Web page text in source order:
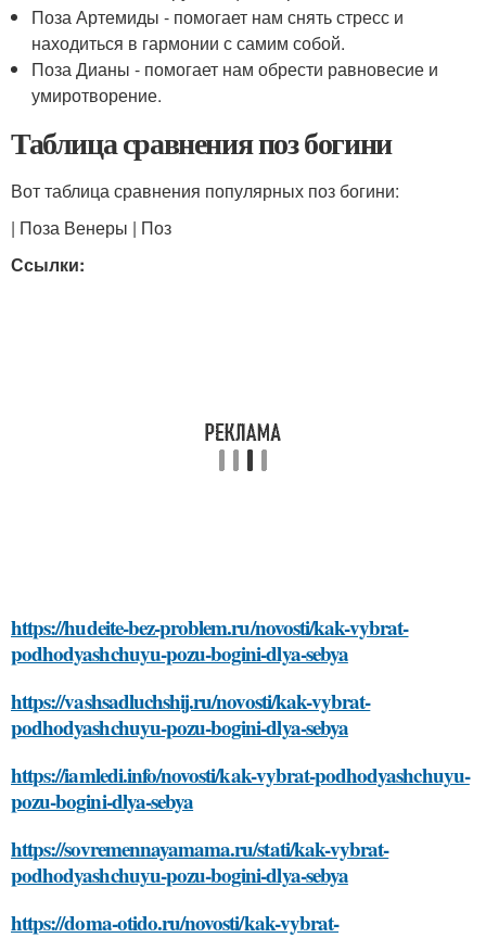
Поза Артемиды - помогает нам снять стресс и
находиться в гармонии с самим собой.
Поза Дианы - помогает нам обрести равновесие и
умиротворение.
Таблица сравнения поз богини
Вот таблица сравнения популярных поз богини:
| Поза Венеры | Поз
Ссылки:
https://hudeite-bez-problem.ru/novosti/kak-vybrat-
podhodyashchuyu-pozu-bogini-dlya-sebya
https://vashsadluchshij.ru/novosti/kak-vybrat-
podhodyashchuyu-pozu-bogini-dlya-sebya
https://iamledi.info/novosti/kak-vybrat-podhodyashchuyu-
pozu-bogini-dlya-sebya
https://sovremennayamama.ru/stati/kak-vybrat-
podhodyashchuyu-pozu-bogini-dlya-sebya
https://doma-otido.ru/novosti/kak-vybrat-